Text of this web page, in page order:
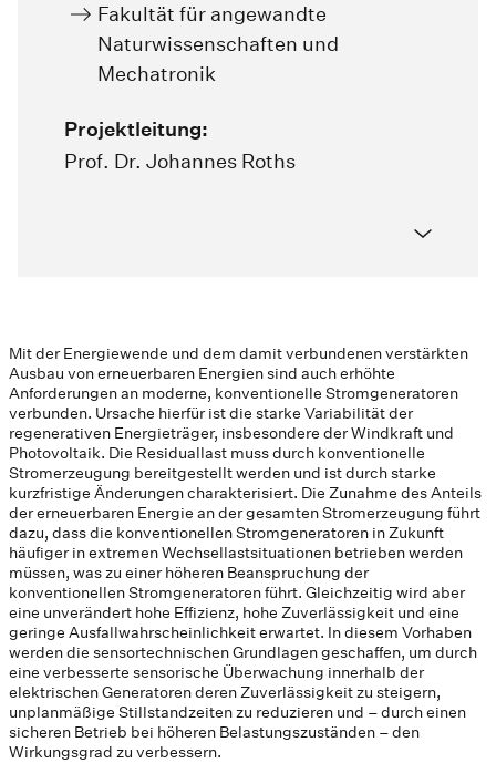
Fakultät für angewandte
Naturwissenschaften und
Mechatronik
Projektleitung:
Prof. Dr. Johannes Roths
Mit der Energiewende und dem damit verbundenen verstärkten
Ausbau von erneuerbaren Energien sind auch erhöhte
Anforderungen an moderne, konventionelle Stromgeneratoren
verbunden. Ursache hierfür ist die starke Variabilität der
regenerativen Energieträger, insbesondere der Windkraft und
Photovoltaik. Die Residuallast muss durch konventionelle
Stromerzeugung bereitgestellt werden und ist durch starke
kurzfristige Änderungen charakterisiert. Die Zunahme des Anteils
der erneuerbaren Energie an der gesamten Stromerzeugung führt
dazu, dass die konventionellen Stromgeneratoren in Zukunft
häufiger in extremen Wechsellastsituationen betrieben werden
müssen, was zu einer höheren Beanspruchung der
konventionellen Stromgeneratoren führt. Gleichzeitig wird aber
eine unverändert hohe Effizienz, hohe Zuverlässigkeit und eine
geringe Ausfallwahrscheinlichkeit erwartet. In diesem Vorhaben
werden die sensortechnischen Grundlagen geschaffen, um durch
eine verbesserte sensorische Überwachung innerhalb der
elektrischen Generatoren deren Zuverlässigkeit zu steigern,
unplanmäßige Stillstandzeiten zu reduzieren und – durch einen
sicheren Betrieb bei höheren Belastungszuständen – den
Wirkungsgrad zu verbessern.